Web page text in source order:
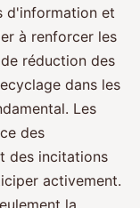
d'information et
à renforcer les
réduction des
dans les
Les
des
des incitations
activement.